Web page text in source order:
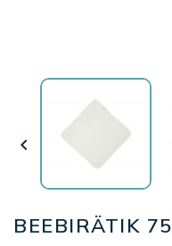

BEEBIRÄTIK